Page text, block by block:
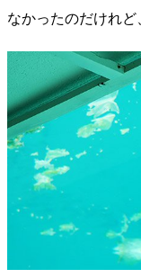
なかったのだけれど